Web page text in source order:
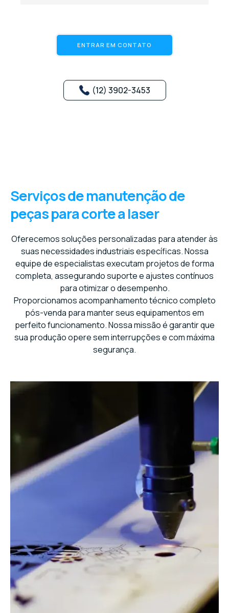
ENTRAR EM CONTATO
(12) 3902-3453
Serviços de manutenção de
peças para corte a laser
Oferecemos soluções personalizadas para atender às
suas necessidades industriais específicas. Nossa
equipe de especialistas executam projetos de forma
completa, assegurando suporte e ajustes contínuos
para otimizar o desempenho.
Proporcionamos acompanhamento técnico completo
pós-venda para manter seus equipamentos em
perfeito funcionamento. Nossa missão é garantir que
sua produção opere sem interrupções e com máxima
segurança.